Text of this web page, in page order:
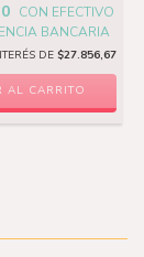
CON EFECTIVO
BANCARIA
DE $27.856,67
AL CARRITO